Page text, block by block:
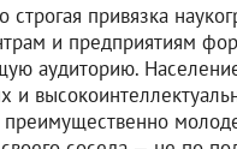
строгая привязка
и предприятиям
аудиторию.
и
преимущественно